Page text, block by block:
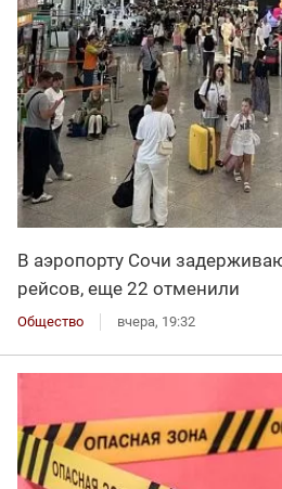
В аэропорту Сочи
рейсов, еще 22 отменили
Общество вчера, 19:32